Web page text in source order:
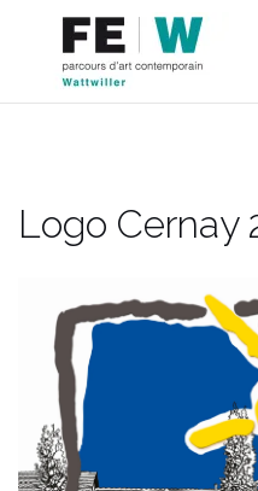
contenu
Logo Cernay